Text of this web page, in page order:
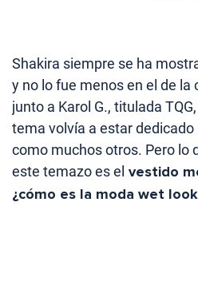
Shakira siempre se ha
y no lo fue menos en el de
junto a Karol G., titulada TQG,
tema volvía a estar dedicado
como muchos otros. Pero lo
este temazo es el vestido
¿cómo es la moda wet